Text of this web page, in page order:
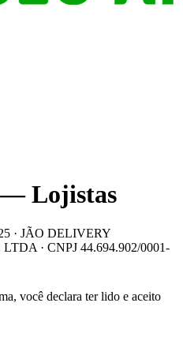
—Lojistas
· JÃO DELIVERY
· CNPJ 44.694.902/0001-
você declara ter lido e aceito